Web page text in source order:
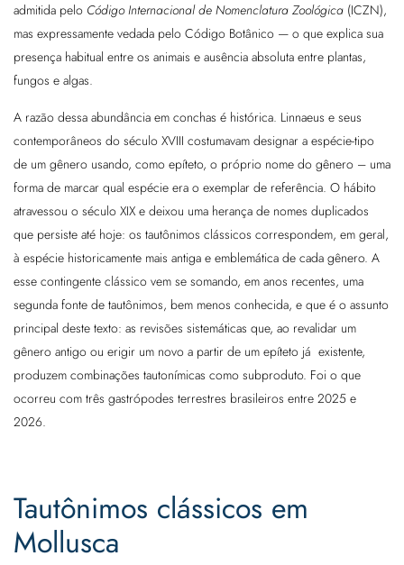
admitida pelo Código Internacional de Nomenclatura Zoológica (ICZN),
mas expressamente vedada pelo Código Botânico — o que explica sua
presença habitual entre os animais e ausência absoluta entre plantas,
fungos e algas.
A razão dessa abundância em conchas é histórica. Linnaeus e seus
contemporâneos do século XVIII costumavam designar a espécie-tipo
de um gênero usando, como epíteto, o próprio nome do gênero – uma
forma de marcar qual espécie era o exemplar de referência. O hábito
atravessou o século XIX e deixou uma herança de nomes duplicados
que persiste até hoje: os tautônimos clássicos correspondem, em geral,
à espécie historicamente mais antiga e emblemática de cada gênero. A
esse contingente clássico vem se somando, em anos recentes, uma
segunda fonte de tautônimos, bem menos conhecida, e que é o assunto
principal deste texto: as revisões sistemáticas que, ao revalidar um
gênero antigo ou erigir um novo a partir de um epíteto já existente,
produzem combinações tautonímicas como subproduto. Foi o que
ocorreu com três gastrópodes terrestres brasileiros entre 2025 e
2026.
Tautônimos clássicos em
Mollusca